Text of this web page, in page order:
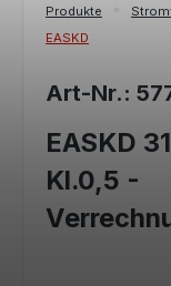
Produkte
EASKD
Art-Nr.:
EASKD
Kl.0,5 -